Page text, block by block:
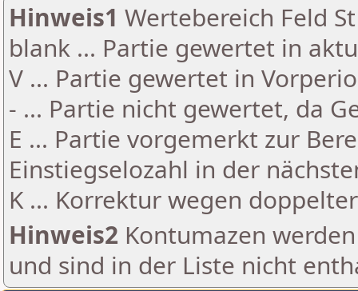
Hinweis1 Wertebereich Feld
blank ... Partie gewertet in
V ... Partie gewertet in
- ... Partie nicht gewertet, da
E ... Partie vorgemerkt zur
Einstiegselozahl in der
K ... Korrektur wegen
Hinweis2 Kontumazen
und sind in der Liste nicht